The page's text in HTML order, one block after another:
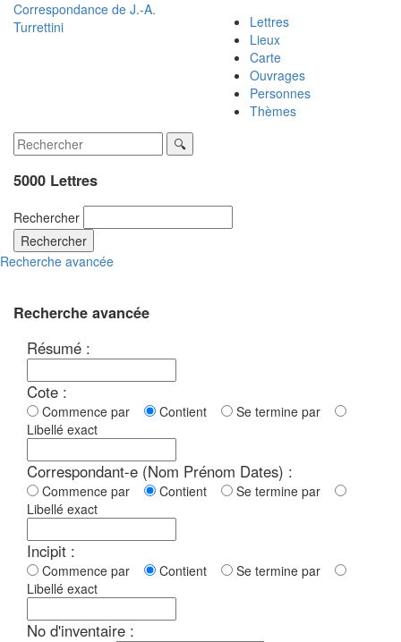
Correspondance de J.-A.
Turrettini
Lettres
Lieux
Carte
Ouvrages
Personnes
Thèmes
5000 Lettres
Rechercher
Rechercher
Recherche avancée
Recherche avancée
Résumé :
Cote :
Commence par Contient
Se termine par
Libellé exact
Correspondant-e (Nom Prénom Dates) :
Commence par Contient
Se termine par
Libellé exact
Incipit :
Commence par Contient
Se termine par
Libellé exact
No d'inventaire :